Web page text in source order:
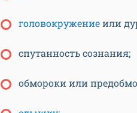
головокружениеили
спутанность сознания;
обмороки или